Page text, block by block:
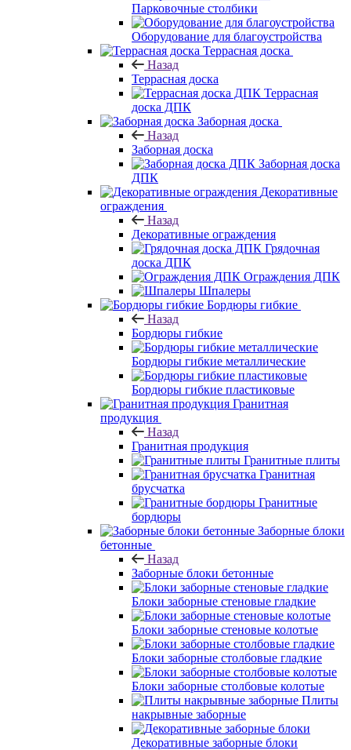
Парковочные столбики
Оборудование для благоустройства
Террасная доска
Назад
Террасная доска
Террасная
доска ДПК
Заборная доска
Назад
Заборная доска
Заборная доска
ДПК
Декоративные
ограждения
Назад
Декоративные ограждения
Грядочная
доска ДПК
Ограждения ДПК
Шпалеры
Бордюры гибкие
Назад
Бордюры гибкие
Бордюры гибкие металлические
Бордюры гибкие пластиковые
Гранитная
продукция
Назад
Гранитная продукция
Гранитные плиты
Гранитная
брусчатка
Гранитные
бордюры
Заборные блоки
бетонные
Назад
Заборные блоки бетонные
Блоки заборные стеновые гладкие
Блоки заборные стеновые колотые
Блоки заборные столбовые гладкие
Блоки заборные столбовые колотые
Плиты
накрывные заборные
Декоративные заборные блоки